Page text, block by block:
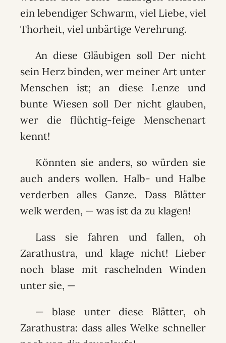
ein lebendiger Schwarm, viel Liebe, viel
Thorheit, viel unbärtige Verehrung.
An diese Gläubigen soll Der nicht
sein Herz binden, wer meiner Art unter
Menschen ist; an diese Lenze und
bunte Wiesen soll Der nicht glauben,
wer die flüchtig-feige Menschenart
kennt!
Könnten sie anders, so würden sie
auch anders wollen. Halb- und Halbe
verderben alles Ganze. Dass Blätter
welk werden, — was ist da zu klagen!
Lass sie fahren und fallen, oh
Zarathustra, und klage nicht! Lieber
noch blase mit raschelnden Winden
unter sie, —
— blase unter diese Blätter, oh
Zarathustra: dass alles Welke schneller